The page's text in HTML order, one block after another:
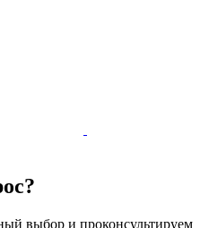
выбор и проконсультируем